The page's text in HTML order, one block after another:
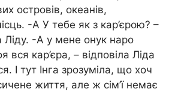
островів, океанів,
-А У тебе як з кар’єрою? –
Ліду. -А у мене онук наро
вся кар’єра, – відповіла Ліда
І тут Інга зрозуміла, що хоч
життя, але ж сім’ї немає